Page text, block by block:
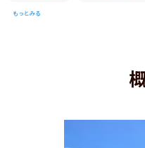
もっとみる